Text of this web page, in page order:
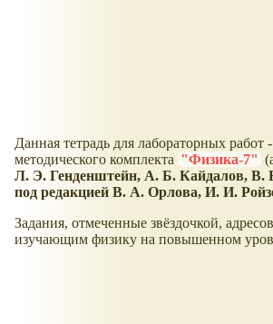
Данная тетрадь для лабораторных работ
методического комплекта "Физика-7"
Л. Э. Генденштейн, А. Б. Кайдалов, В.
под редакцией В. А. Орлова, И. И.
Задания, отмеченные звёздочкой,
изучающим физику на повышенном